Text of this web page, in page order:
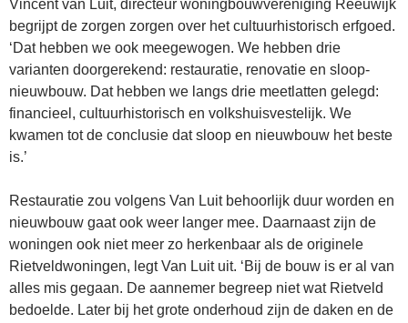
Vincent van Luit, directeur woningbouwvereniging Reeuwijk
begrijpt de zorgen zorgen over het cultuurhistorisch erfgoed.
‘Dat hebben we ook meegewogen. We hebben drie
varianten doorgerekend: restauratie, renovatie en sloop-
nieuwbouw. Dat hebben we langs drie meetlatten gelegd:
financieel, cultuurhistorisch en volkshuisvestelijk. We
kwamen tot de conclusie dat sloop en nieuwbouw het beste
is.’
Restauratie zou volgens Van Luit behoorlijk duur worden en
nieuwbouw gaat ook weer langer mee. Daarnaast zijn de
woningen ook niet meer zo herkenbaar als de originele
Rietveldwoningen, legt Van Luit uit. ‘Bij de bouw is er al van
alles mis gegaan. De aannemer begreep niet wat Rietveld
bedoelde. Later bij het grote onderhoud zijn de daken en de